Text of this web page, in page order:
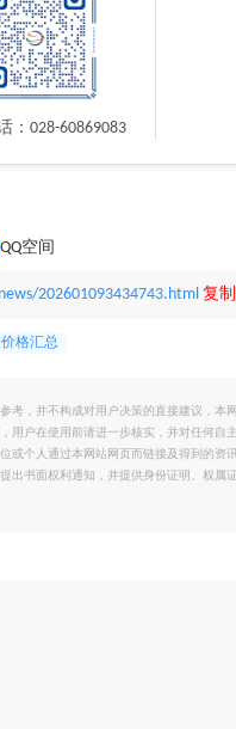
：028-60869083
QQ空间
202601093434743.html 复
格汇总
考，并不构成对用户决策的直接建议，
用户在使用前请进一步核实，并对任何
或个人通过本网站网页而链接及得到的
出书面权利通知，并提供身份证明、权